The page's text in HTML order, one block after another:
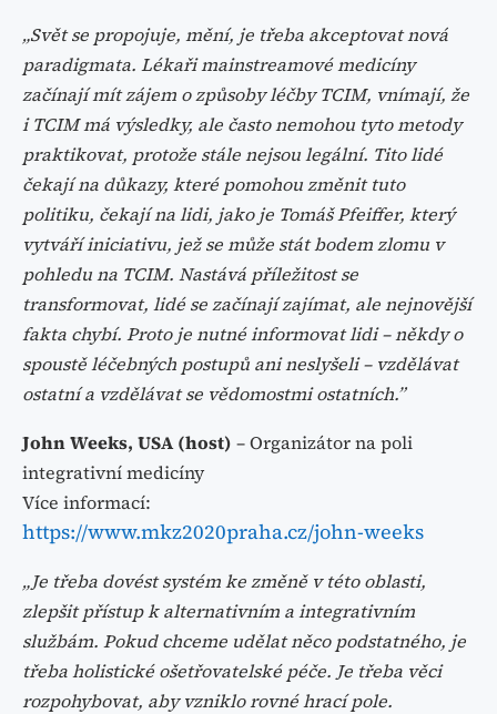
„Svět se propojuje, mění, je třeba akceptovat nová
paradigmata. Lékaři mainstreamové medicíny
začínají mít zájem o způsoby léčby TCIM, vnímají, že
i TCIM má výsledky, ale často nemohou tyto metody
praktikovat, protože stále nejsou legální. Tito lidé
čekají na důkazy, které pomohou změnit tuto
politiku, čekají na lidi, jako je Tomáš Pfeiffer, který
vytváří iniciativu, jež se může stát bodem zlomu v
pohledu na TCIM. Nastává příležitost se
transformovat, lidé se začínají zajímat, ale nejnovější
fakta chybí. Proto je nutné informovat lidi – někdy o
spoustě léčebných postupů ani neslyšeli – vzdělávat
ostatní a vzdělávat se vědomostmi ostatních.”
John Weeks, USA (host) – Organizátor na poli
integrativní medicíny
Více informací:
https://www.mkz2020praha.cz/john-weeks
„Je třeba dovést systém ke změně v této oblasti,
zlepšit přístup k alternativním a integrativním
službám. Pokud chceme udělat něco podstatného, je
třeba holistické ošetřovatelské péče. Je třeba věci
rozpohybovat, aby vzniklo rovné hrací pole.